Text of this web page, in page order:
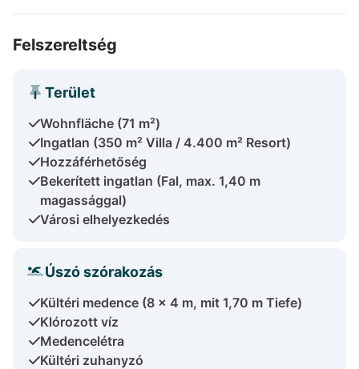
Felszereltség
Terület
Wohnfläche (71 m²)
Ingatlan (350 m² Villa / 4.400 m² Resort)
Hozzáférhetőség
Bekerített ingatlan (Fal, max. 1,40 m
magassággal)
Városi elhelyezkedés
Úszó szórakozás
Kültéri medence (8 x 4 m, mit 1,70 m Tiefe)
Klórozott víz
Medencelétra
Kültéri zuhanyzó